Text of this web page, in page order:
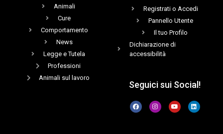
Animali
Cure
Comportamento
News
Legge e Tutela
Professioni
Animali sul lavoro
Registrati o Accedi
Pannello Utente
Il tuo Profilo
Dichiarazione di
accessibilità
Seguici sui Social!